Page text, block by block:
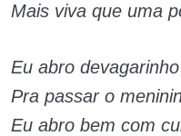
Mais viva que uma
Eu abro devagarinho
Pra passar o
Eu abro bem com